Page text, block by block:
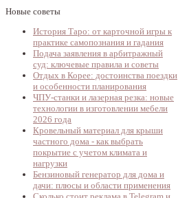
Новые советы
История Таро: от карточной игры к
практике самопознания и гадания
Подача заявления в арбитражный
суд: ключевые правила и советы
Отдых в Корее: достоинства поездки
и особенности планирования
ЧПУ-станки и лазерная резка: новые
технологии в изготовлении мебели
2026 года
Кровельный материал для крыши
частного дома - как выбрать
покрытие с учетом климата и
нагрузки
Бензиновый генератор для дома и
дачи: плюсы и области применения